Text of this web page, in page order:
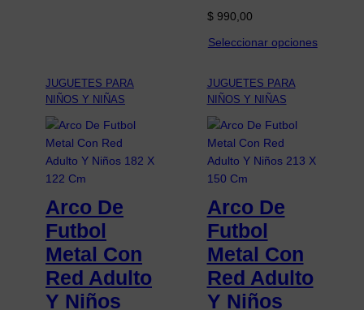
$990,00
Seleccionar opciones
JUGUETES PARA
NIÑOS Y NIÑAS
Arco De
Futbol
Metal Con
Red Adulto
Y Niños
JUGUETES PARA
NIÑOS Y NIÑAS
Arco De
Futbol
Metal Con
Red Adulto
Y Niños